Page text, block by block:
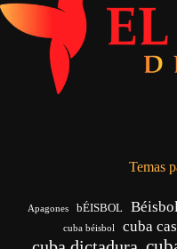
Temas
Apagones bÉISBOL
cuba béisbol cuba